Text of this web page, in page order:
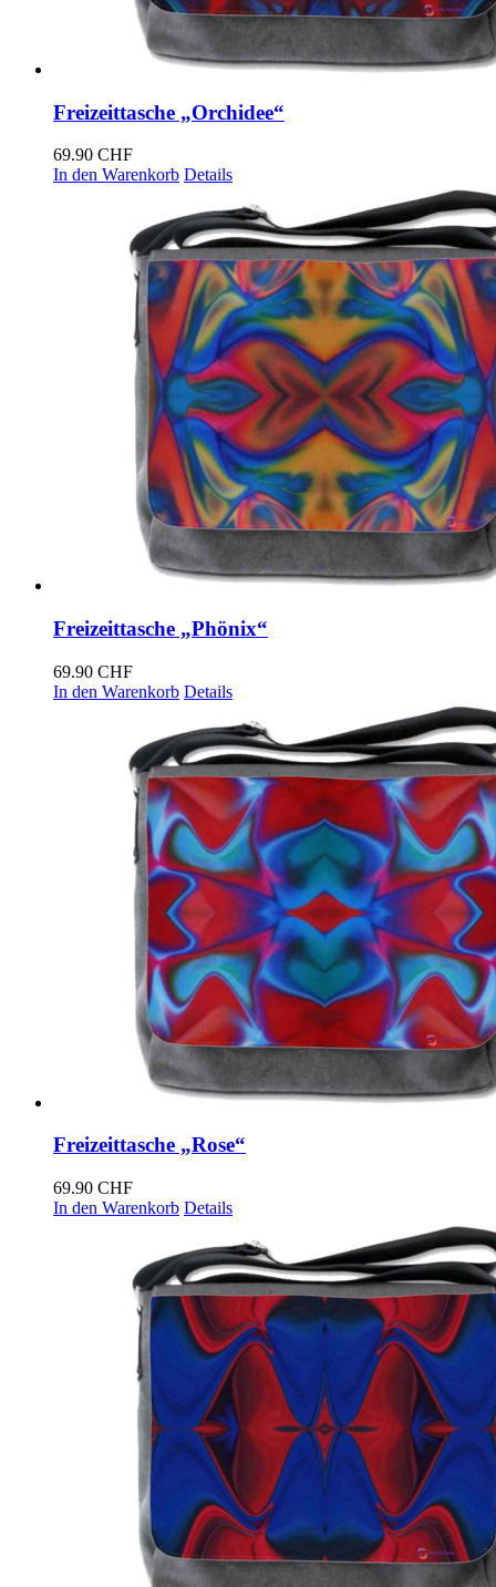
Freizeittasche „Orchidee“
69.90 CHF
In den Warenkorb Details
Freizeittasche „Phönix“
69.90 CHF
In den Warenkorb Details
Freizeittasche „Rose“
69.90 CHF
In den Warenkorb Details